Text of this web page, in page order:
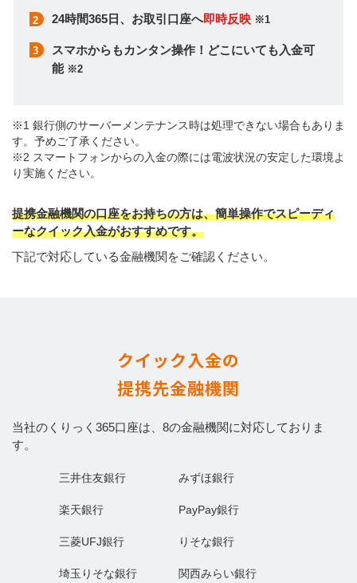
24時間365日、お取引口座へ即時反映 ※1
スマホからもカンタン操作！どこにいても入金可
能 ※2
※1 銀行側のサーバーメンテナンス時は処理できない場合もありま
す。予めご了承ください。
※2 スマートフォンからの入金の際には電波状況の安定した環境よ
り実施ください。
提携金融機関の口座をお持ちの方は、簡単操作でスピーディ
ーなクイック入金がおすすめです。
下記で対応している金融機関をご確認ください。
クイック入金の
提携先金融機関
当社のくりっく365口座は、8の金融機関に対応しておりま
す。
三井住友銀行 みずほ銀行
楽天銀行 PayPay銀行
三菱UFJ銀行 りそな銀行
埼玉りそな銀行 関西みらい銀行